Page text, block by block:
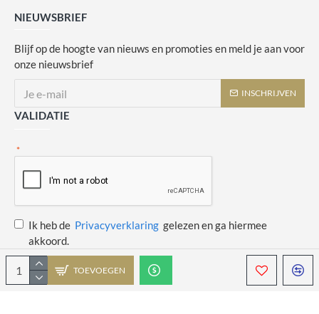
TOEVOEGEN
NIEUWSBRIEF
Blijf op de hoogte van nieuws en promoties en meld je aan voor
onze nieuwsbrief
INSCHRIJVEN
VALIDATIE
Ik heb de Privacyverklaring gelezen en ga hiermee
akkoord.